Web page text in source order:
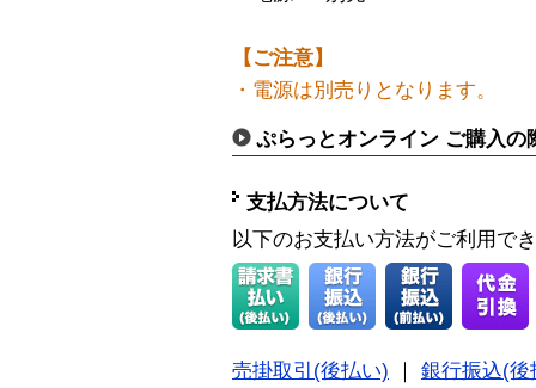
【ご注意】
・電源は別売りとなります。
ぷらっとオンライン ご購入の
支払方法について
以下のお支払い方法がご利用で
売掛取引(後払い)
銀行振込(後